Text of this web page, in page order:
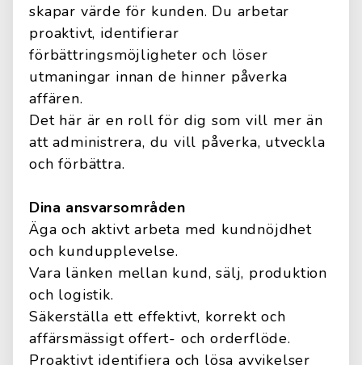
skapar värde för kunden. Du arbetar
proaktivt, identifierar
förbättringsmöjligheter och löser
utmaningar innan de hinner påverka
affären.
Det här är en roll för dig som vill mer än
att administrera, du vill påverka, utveckla
och förbättra.
Dina ansvarsområden
Äga och aktivt arbeta med kundnöjdhet
och kundupplevelse.
Vara länken mellan kund, sälj, produktion
och logistik.
Säkerställa ett effektivt, korrekt och
affärsmässigt offert- och orderflöde.
Proaktivt identifiera och lösa avvikelser